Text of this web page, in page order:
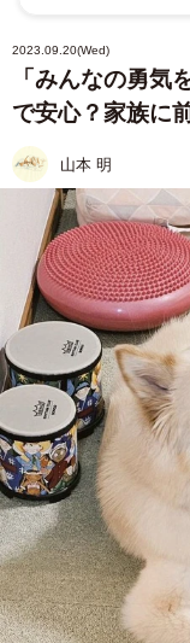
2023.09.20(Wed)
「みんなの勇
で安心？家族に
山本 明